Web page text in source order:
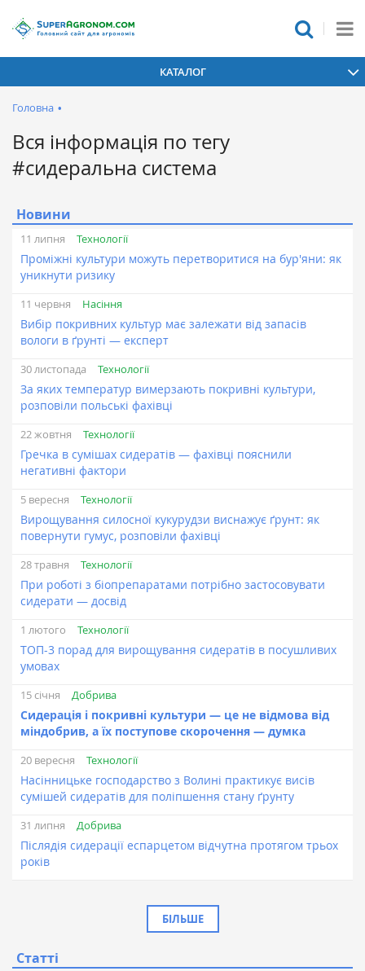
КАТАЛОГ
Головна •
Вся інформація по тегу
#сидеральна система
Новини
11 липня Технології
Проміжні культури можуть перетворитися на бур'яни: як
уникнути ризику
11 червня Насіння
Вибір покривних культур має залежати від запасів
вологи в ґрунті — експерт
30 листопада Технології
За яких температур вимерзають покривні культури,
розповіли польські фахівці
22 жовтня Технології
Гречка в сумішах сидератів — фахівці пояснили
негативні фактори
5 вересня Технології
Вирощування силосної кукурудзи виснажує ґрунт: як
повернути гумус, розповіли фахівці
28 травня Технології
При роботі з біопрепаратами потрібно застосовувати
сидерати — досвід
1 лютого Технології
ТОП-3 порад для вирощування сидератів в посушливих
умовах
15 січня Добрива
Сидерація і покривні культури — це не відмова від
міндобрив, а їх поступове скорочення — думка
20 вересня Технології
Насінницьке господарство з Волині практикує висів
сумішей сидератів для поліпшення стану ґрунту
31 липня Добрива
Післядія сидерації еспарцетом відчутна протягом трьох
років
БІЛЬШЕ
Статті